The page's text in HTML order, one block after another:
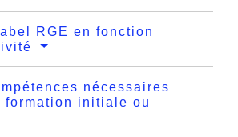
RGE en fonction
nécessaires
formation initiale ou